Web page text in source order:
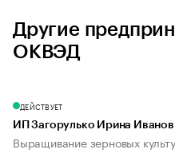
Другие
ОКВЭД
ДЕЙСТВУЕТ
ИП Загорулько Ирина
Выращивание зерновых